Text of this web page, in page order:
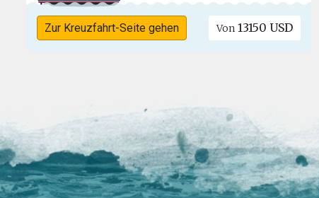
Zur Kreuzfahrt-Seite gehen Von 13150 USD